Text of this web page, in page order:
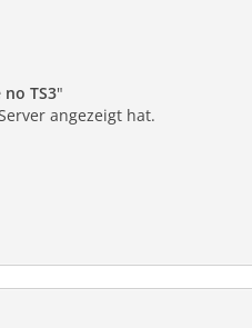
TS3"
angezeigt hat.